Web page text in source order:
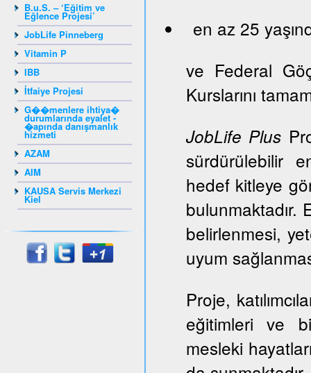
B.u.S. – ‘Eğitim ve
Eğlence Projesi’
JobLife Pinneberg
Vitamin P
IBB
İtfaiye Projesi
G��menlere ihtiya�
durumlarında eyalet -
�apında danışmanlık
hizmeti
AZAM
AIM
KAUSA Servis Merkezi
Kiel
en az 25
ve Federal
Kurslarını
JobLife Plus
sürdürülebilir
hedef kitleye
bulunmaktadır.
belirlenmesi,
uyum
Proje,
eğitimleri ve
mesleki